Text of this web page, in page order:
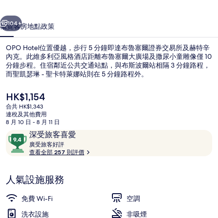
個 下一個
104+
概覽客房地點政策
OPO Hotel位置優越，步行 5 分鐘即達布魯塞爾證券交易所及赫特辛
內克。此維多利亞風格酒店距離布魯塞爾大廣場及撒尿小童雕像僅 10
分鐘步程。住宿鄰近公共交通站點，與布斯波爾站相隔 3 分鐘路程，
而聖凱瑟琳 - 聖卡特萊娜站則在 5 分鐘路程外。
現
價
HK$1,154
HK$1,154
合共 HK$1,343
連稅及其他費用
8 月 10 日 - 8 月 11 日
評
價
深受旅客喜愛
9.4
分
(滿
為
10
分)，
深
廣受旅客好評
受
查看全部 257 則評價
人氣設施服務
免費 Wi-Fi
空調
洗衣設施
非吸煙